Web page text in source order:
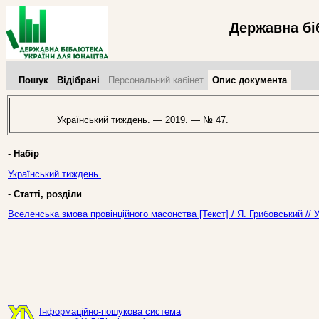
Державна
Пошук Відібрані Персональний кабінет Опис документа
Український тиждень. — 2019. — № 47.
- Набір
Український тиждень.
- Статті, розділи
Вселенська змова провінційного масонства [Текст] / Я.
Інформаційно-пошукова система